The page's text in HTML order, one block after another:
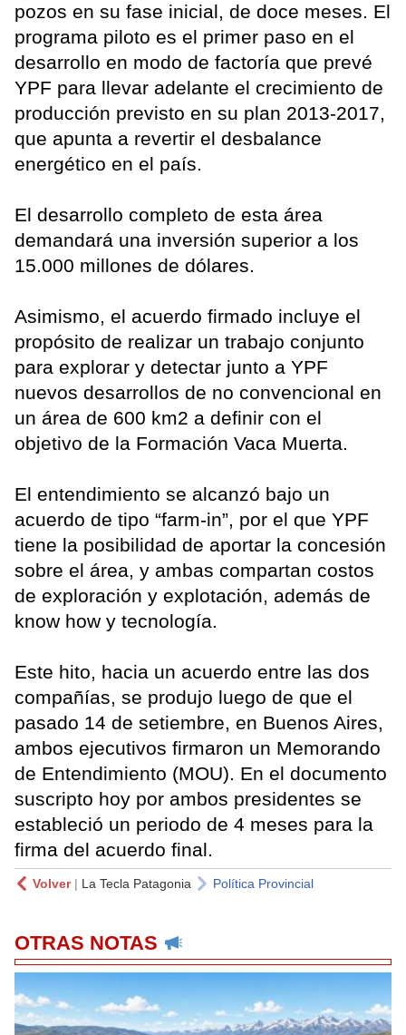
pozos en su fase inicial, de doce meses. El
programa piloto es el primer paso en el
desarrollo en modo de factoría que prevé
YPF para llevar adelante el crecimiento de
producción previsto en su plan 2013-2017,
que apunta a revertir el desbalance
energético en el país.
El desarrollo completo de esta área
demandará una inversión superior a los
15.000 millones de dólares.
Asimismo, el acuerdo firmado incluye el
propósito de realizar un trabajo conjunto
para explorar y detectar junto a YPF
nuevos desarrollos de no convencional en
un área de 600 km2 a definir con el
objetivo de la Formación Vaca Muerta.
El entendimiento se alcanzó bajo un
acuerdo de tipo “farm-in”, por el que YPF
tiene la posibilidad de aportar la concesión
sobre el área, y ambas compartan costos
de exploración y explotación, además de
know how y tecnología.
Este hito, hacia un acuerdo entre las dos
compañías, se produjo luego de que el
pasado 14 de setiembre, en Buenos Aires,
ambos ejecutivos firmaron un Memorando
de Entendimiento (MOU). En el documento
suscripto hoy por ambos presidentes se
estableció un periodo de 4 meses para la
firma del acuerdo final.
Volver| La Tecla Patagonia Política Provincial
OTRAS NOTAS